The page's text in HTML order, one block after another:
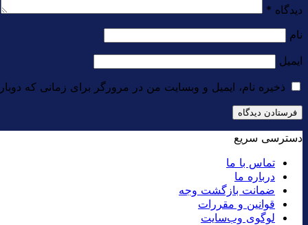
دیدگاه *
نام
ایمیل
ذخیره نام، ایمیل و وبسایت من در مرورگر برای زمانی که
دسترسی سریع
تماس با ما
درباره ما
ضمانت بازگشت وجه
قوانین و مقررات
لوگوی وب‌سایت